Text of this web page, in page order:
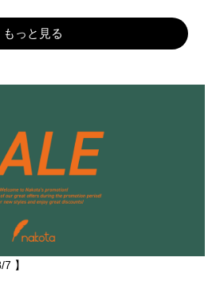
もっと見る
7 】